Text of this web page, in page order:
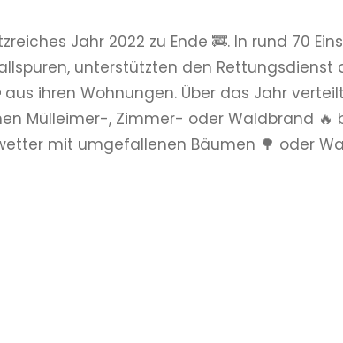
Jahr 2022 zu Ende 🚒. In rund 70
unterstützten den Rettungsdienst
ihren Wohnungen. Über das Jahr
Mülleimer-, Zimmer- oder Waldbrand 🔥
mit umgefallenen Bäumen 🌳 oder